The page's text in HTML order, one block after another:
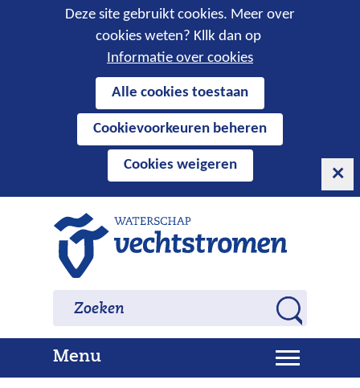
Cookies
toestaan?
Deze site gebruikt cookies. Meer over
cookies weten? Kllk dan op
Informatie over cookies
cookies
deze
website
worden
toegestaan
geweigerd.
Alle cookies toestaan
Cookievoorkeuren beheren
Cookies weigeren
naar
o
e
Zoeken Zoeken
MenuU
i